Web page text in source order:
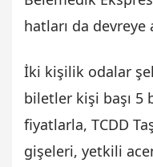
hatları da devreye
İki kişilik odalar
biletler kişi başı 5
fiyatlarla, TCDD
gişeleri, yetkili